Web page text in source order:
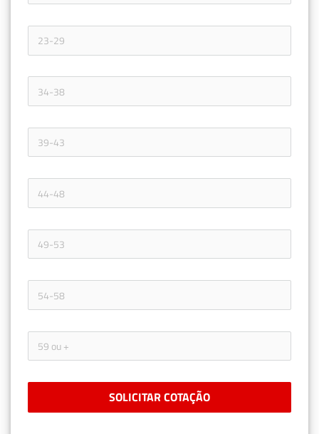
SOLICITAR COTAÇÃO